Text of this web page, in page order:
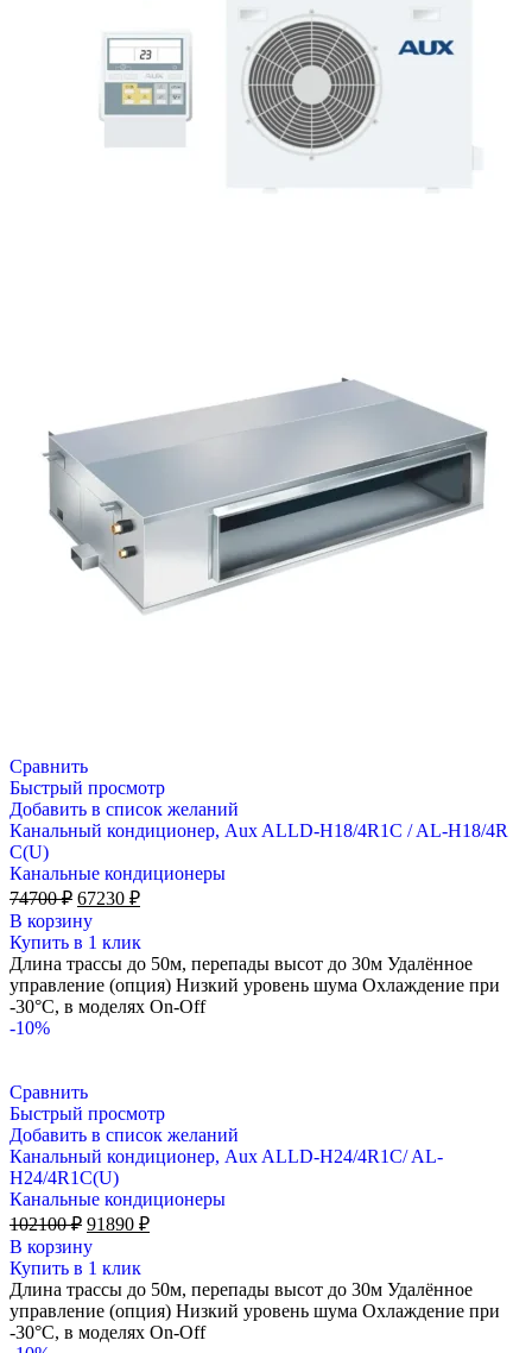
Сравнить
Быстрый просмотр
Добавить в список желаний
Канальный кондиционер, Aux ALLD-H18/4R1C / AL-H18/4R
С(U)
Канальные кондиционеры
74700₽ Первоначальная
цена
составляла
74700 ₽.
67230 ₽Текущая
67230 ₽.
В корзину
Купить в 1 клик
Длина трассы до 50м, перепады высот до 30м Удалённое
управление (опция) Низкий уровень шума Охлаждение при
-30°С, в моделях On-Off
-10%
Сравнить
Быстрый просмотр
Добавить в список желаний
Канальный кондиционер, Aux ALLD-H24/4R1C/ AL-
H24/4R1С(U)
Канальные кондиционеры
102100₽ Первоначальная
цена
составляла
102100 ₽.
91890 ₽Текущая
В корзину
Купить в 1 клик
Длина трассы до 50м, перепады высот до 30м Удалённое
управление (опция) Низкий уровень шума Охлаждение при
-30°С, в моделях On-Off